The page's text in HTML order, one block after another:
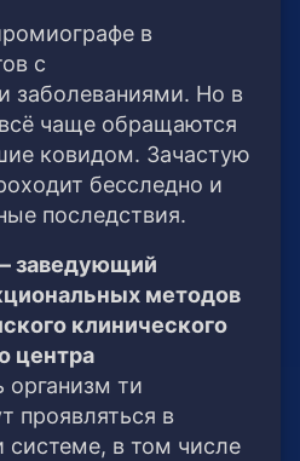
в
с
заболеваниями. Но в
чаще обращаются
ковидом. Зачастую
бесследно и
последствия.
заведующий
методов
клинического
центра
организм ти
проявляться в
в том числе